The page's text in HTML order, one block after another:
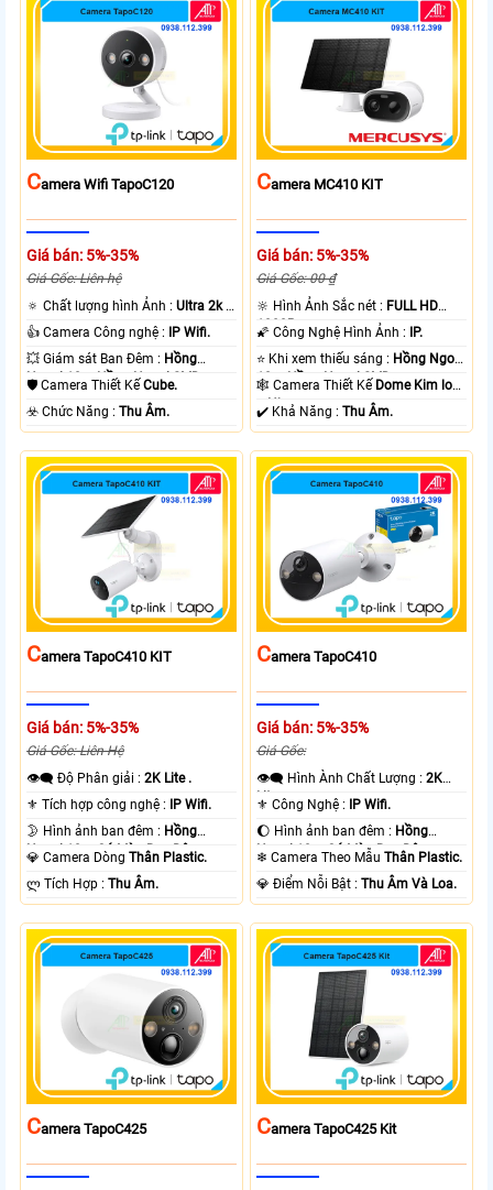
CAmera Wifi TapoC120
Giá bán: 5%-35%
Giá Gốc: Liên hệ
🔅 Chất lượng hình Ảnh :Ultra 2k +
.
👍 Camera Công nghệ :
IP Wifi.
💥 Giám sát Ban Đêm : Hồng
Ngoại 10m Hồng Ngoại SMD.
🛡 Camera Thiết KếCube.
️☣️ Chức Năng :Thu Âm.
CAmera MC410 KIT
Giá bán: 5%-35%
Giá Gốc: 00 ₫
🔆 Hình Ảnh Sắc nét : FULL HD
1080P .
🌠 Công Nghệ Hình Ảnh :
IP.
⭐ Khi xem thiếu sáng : Hồng Ngoại
10m Hồng Ngoại SMD.
🕸️ Camera Thiết Kế Dome Kim loại
+ Nhựa.
️✔️ Khả Năng :Thu Âm.
CAmera TapoC410 KIT
Giá bán: 5%-35%
Giá Gốc: Liên Hệ
👁️‍🗨 Độ Phân giải :2K Lite .
⚜️ Tích hợp công nghệ :
IP Wifi.
🌛 Hình ảnh ban đêm : Hồng
Ngoại 10m Có Màu Ban Ðêm.
💎 Camera DòngThân Plastic.
️ლ Tích Hợp :Thu Âm.
CAmera TapoC410
Giá bán: 5%-35%
Giá Gốc:
👁️‍🗨 Hình Ành Chất Lượng :2K
Lite .
⚜️ Công Nghệ :
IP Wifi.
🌔 Hình ảnh ban đêm : Hồng
Ngoại 10m Có Màu Ban Ðêm.
❄ Camera Theo MẫuThân Plastic.
️💎 Điểm Nỗi Bật :Thu Âm Và Loa.
CAmera TapoC425 CAmera TapoC425 Kit